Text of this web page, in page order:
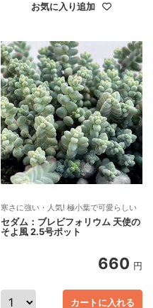
お気に入り追加
寒さに強い・人気! 極小葉で可愛らしい
セダム：ブレビフォリウム 天使の
そよ風 2.5号ポット
660 円
カートに入れる